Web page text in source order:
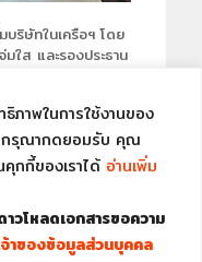
ภาพในการใช้งานของ
กรุณากดยอมรับ คุณ
คุกกี้ของเราได้ อ่านเพิ่ม
วโหลดเอกสารขอความ
าของข้อมูลส่วนบุคคล
ริษัทในเครือฯ โดย
ใส และรองประธาน
า (COVID-19) มอบ
ราะห์เด็ก / คนชรา
ง และหน่วยงาน
ติม